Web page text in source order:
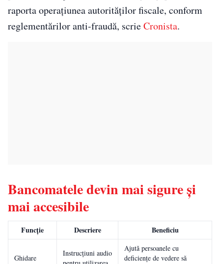
raporta operațiunea autorităților fiscale, conform
reglementărilor anti-fraudă, scrieCronista.
Bancomatele devin mai sigure și
mai accesibile
Funcție Descriere Beneficiu
Ghidare
Instrucțiuni audio
Ajută persoanele cu
deficiențe de vedere să